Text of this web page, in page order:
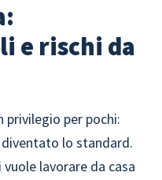
e rischi da
privilegio per pochi:
lo standard.
lavorare da casa